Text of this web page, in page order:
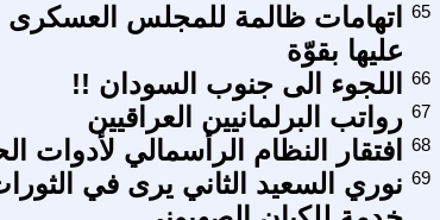
اتهامات ظالمة للمجلس
عليها بقوّة
65
اللجوء الى جنوب السودان !!
66
رواتب البرلمانيين العراقيين 67
افتقار النظام الرأسمالي لأدوات
68
نوري السعيد الثاني يرى في 69